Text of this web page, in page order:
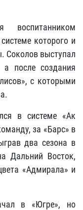
воспитанником
которого и
Соколов выступал
после создания
с которыми
в системе «Ак
за «Барс» в
два сезона в
Дальний Восток,
«Адмирала» и
в «Югре», но